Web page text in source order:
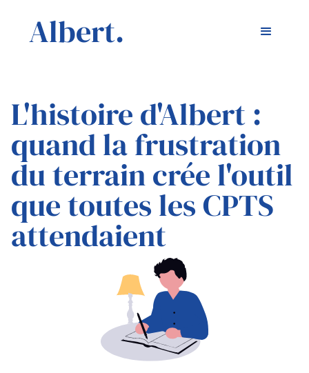
Albert.
L'histoire d'Albert :
quand la frustration
du terrain crée l'outil
que toutes les CPTS
attendaient